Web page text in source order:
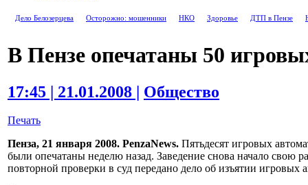
Дело Белозерцева Осторожно: мошенники НКО Здоровье ДТП в Пензе
В Пензе опечатаны 50
17:45 | 21.01.2008 | Общество
Печать
Пенза, 21 января 2008. PenzaNews. Пятьдесят игровых
были опечатаны неделю назад. Заведение снова начало свою
повторной проверки в суд передано дело об изъятии игровых